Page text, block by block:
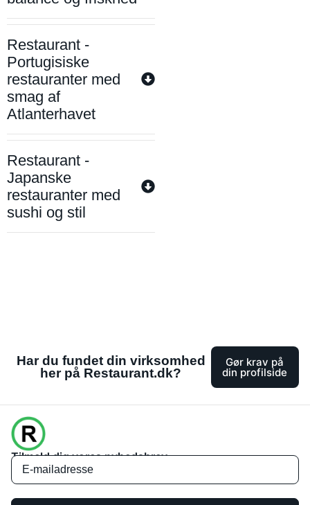
Restaurant -
Portugisiske
restauranter med
smag af
Atlanterhavet
Restaurant -
Japanske
restauranter med
sushi og stil
Har du fundet din virksomhed
her på Restaurant.dk?
Gør krav på
din profilside
Tilmeld dig vores nyhedsbrev